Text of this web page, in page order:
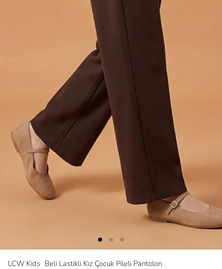
LCW Kids Beli Lastikli Kız Çocuk Pileli Pantolon